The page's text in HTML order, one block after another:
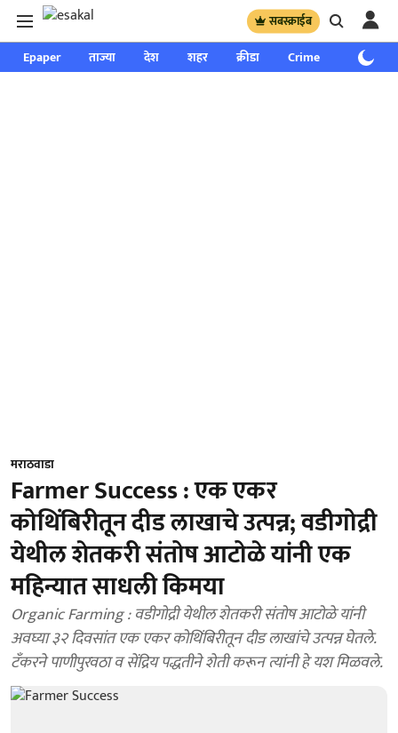
सबस्क्राईब
Epaper ताज्या देश शहर क्रीडा Crime साप्ताहिक
मराठवाडा
Farmer Success : एक एकर
कोथिंबिरीतून दीड लाखाचे उत्पन्न; वडीगोद्री
येथील शेतकरी संतोष आटोळे यांनी एक
महिन्यात साधली किमया
Organic Farming : वडीगोद्री येथील शेतकरी संतोष आटोळे यांनी
अवघ्या ३२ दिवसांत एक एकर कोथिंबिरीतून दीड लाखांचे उत्पन्न घेतले.
टँकरने पाणीपुरवठा व सेंद्रिय पद्धतीने शेती करून त्यांनी हे यश मिळवले.